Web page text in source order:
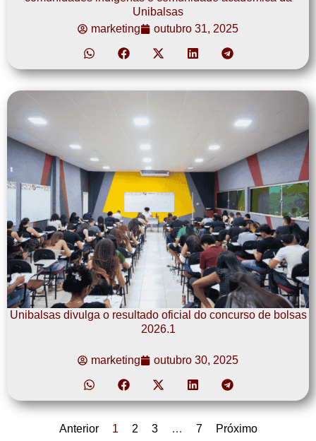
Unibalsas
marketing
outubro 31, 2025
Unibalsas divulga o resultado oficial do concurso de bolsas
2026.1
marketing outubro 30, 2025
Anterior 1 2 3 … 7 Próximo